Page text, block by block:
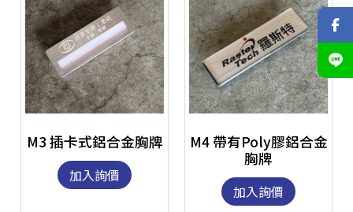
M3 插卡式鋁合金胸牌
加入詢價
M4 帶有Poly膠鋁合金
胸牌
加入詢價